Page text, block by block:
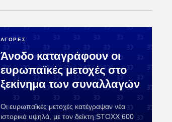
ΑΓΟΡΕΣ
Άνοδο καταγράφουν οι
ευρωπαϊκές μετοχές στο
ξεκίνημα των συναλλαγών
Οι ευρωπαϊκές μετοχές κατέγραψαν νέα
ιστορικά υψηλά, με τον δείκτη STOXX 600